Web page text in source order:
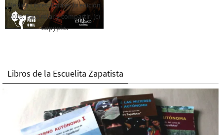
Medios Libres. Esta es la edición
2016. Para rolar y compartir. (c)
Copyplis.
Libros de la Escuelita Zapatista